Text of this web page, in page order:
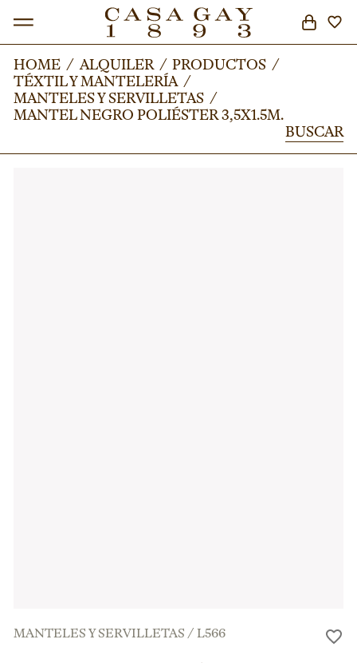
BUSCAR
HOME / ALQUILER / PRODUCTOS /
TÉXTIL Y MANTELERÍA /
MANTELES Y SERVILLETAS /
MANTEL NEGRO POLIÉSTER 3,5X1.5M.
BUSCAR
HOME / ALQUILER / PRODUCTOS /
TÉXTIL Y MANTELERÍA /
MANTELES Y SERVILLETAS /
MANTEL NEGRO POLIÉSTER 3,5X1.5M.
BUSCAR
MANTELES Y SERVILLETAS /L566